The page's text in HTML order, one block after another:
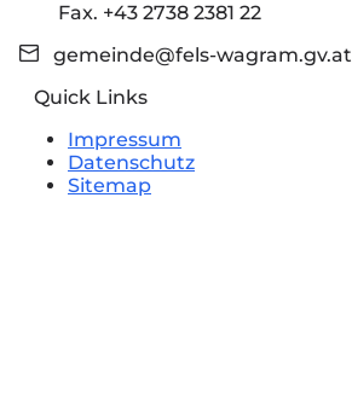
Fax. +43 2738 2381 22
gemeinde@fels-wagram.gv.at
Quick Links
Impressum
Datenschutz
Sitemap